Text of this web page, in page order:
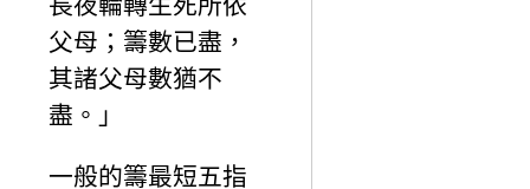
父母；籌數已盡，
其諸父母數猶不
盡。」
一般的籌最短五指